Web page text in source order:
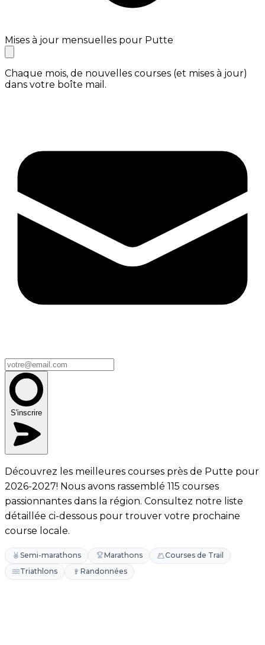
Mises à jour mensuelles pour Putte
Chaque mois, de nouvelles courses (et mises à jour)
dans votre boîte mail.
S'inscrire
Découvrez les meilleures courses près de Putte pour
2026-2027! Nous avons rassemblé 115 courses
passionnantes dans la région. Consultez notre liste
détaillée ci-dessous pour trouver votre prochaine
course locale.
Semi-marathons Marathons
Courses de Trail
Triathlons
Randonnées